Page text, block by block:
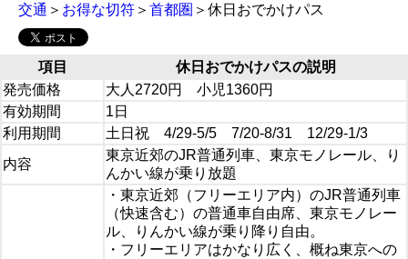
交通 ＞ お得な切符 ＞ 首都圏 ＞休日おでかけパス
項目
休日おでかけパスの説明
発売価格
大人2720円 小児1360円
有効期間
1日
利用期間
土日祝 4/29-5/5 7/20-8/31 12/29-1/3
内容
東京近郊のJR普通列車、東京モノレール、り
んかい線が乗り放題
・東京近郊（フリーエリア内）のJR普通列車
（快速含む）の普通車自由席、東京モノレー
ル、りんかい線が乗り降り自由。
・フリーエリアはかなり広く、概ね東京への